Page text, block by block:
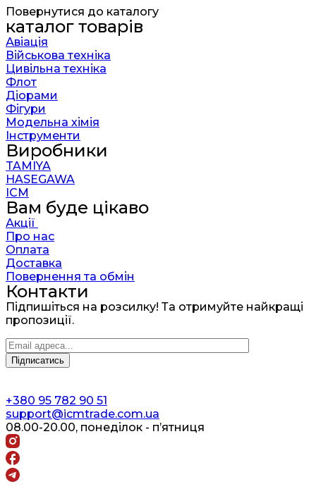
Повернутися до каталогу
каталог товарів
Авіація
Військова техніка
Цивільна техніка
Флот
Діорами
Фігури
Модельна хімія
Інструменти
Виробники
TAMIYA
HASEGAWA
ICM
Вам буде цікаво
Акції
Про нас
Оплата
Доставка
Повернення та обмін
Контакти
Підпишіться на розсилку! Та отримуйте найкращі
пропозиції.
+380 95 782 90 51
support@icmtrade.com.ua
08.00-20.00, понеділок - п’ятниця